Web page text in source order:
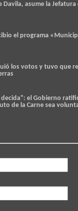
Davila, asume la
el programa
los votos y tuvo que
el Gobierno
de la Carne sea